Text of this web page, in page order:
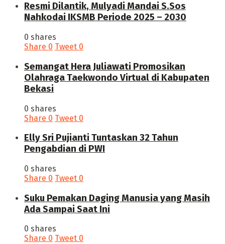
Resmi Dilantik, Mulyadi Mandai S.Sos
Nahkodai IKSMB Periode 2025 – 2030
0 shares
Share 0 Tweet 0
Semangat Hera Juliawati Promosikan
Olahraga Taekwondo Virtual di Kabupaten
Bekasi
0 shares
Share 0 Tweet 0
Elly Sri Pujianti Tuntaskan 32 Tahun
Pengabdian di PWI
0 shares
Share 0 Tweet 0
‎Suku Pemakan Daging Manusia yang Masih
Ada Sampai Saat Ini
0 shares
Share 0 Tweet 0